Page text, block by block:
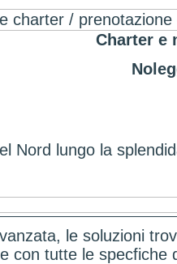
Charter e
Nord lungo la
le soluzioni
con tutte le specfiche